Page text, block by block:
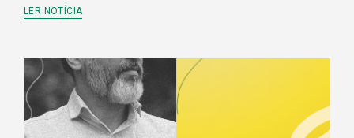
LER NOTÍCIA